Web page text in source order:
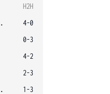
H2H
4-0
0-3
4-2
2-3
1-3